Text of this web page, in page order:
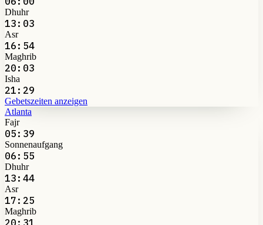
Dhuhr
13:03
Asr
16:54
Maghrib
20:03
Isha
21:29
Gebetszeiten anzeigen
Atlanta
Fajr
05:39
Sonnenaufgang
06:55
Dhuhr
13:44
Asr
17:25
Maghrib
20:31